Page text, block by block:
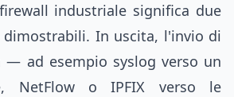
industriale significa due
In uscita, l'invio di
— ad esempio syslog verso un
NetFlow o IPFIX verso le